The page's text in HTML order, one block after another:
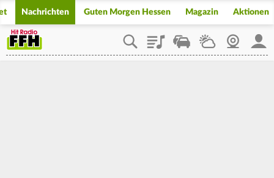
Nachrichten Guten Morgen Hessen Magazin Aktionen
PlaylistStaupilotWetterWebcam